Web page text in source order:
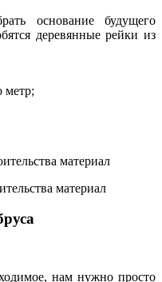
основание будущего
деревянные рейки из
метр;
материал
нам нужно просто